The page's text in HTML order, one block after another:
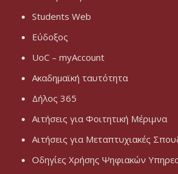
Students Web
Εύδοξος
UoC – myAccount
Ακαδημαϊκή ταυτότητα
Δήλος 365
Αιτήσεις για Φοιτητική Μέριμνα
Αιτήσεις για Μεταπτυχιακές
Οδηγίες Χρήσης Ψηφιακών